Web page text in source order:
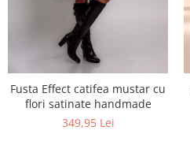
Fusta Effect catifea mustar cu
flori satinate handmade
349,95 Lei